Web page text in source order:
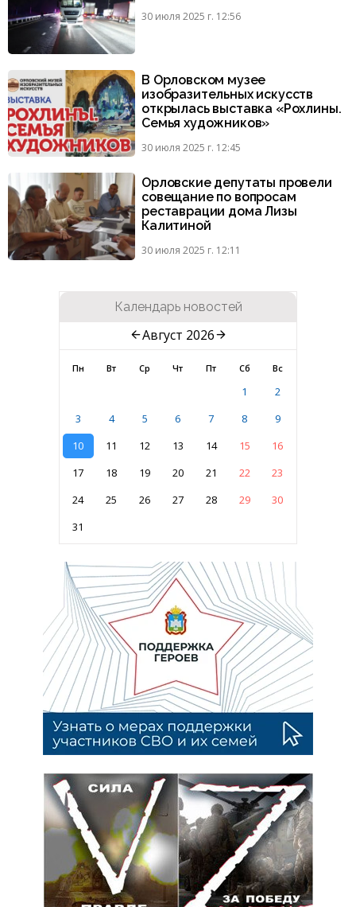
30 июля 2025 г. 12:56
В Орловском музее
изобразительных искусств
открылась выставка «Рохлины.
Семья художников»
30 июля 2025 г. 12:45
Орловские депутаты провели
совещание по вопросам
реставрации дома Лизы
Калитиной
30 июля 2025 г. 12:11
Календарь новостей
Август 2026
Пн Вт Ср Чт Пт Сб Вс
1
2
3
4 5 6 7 8
9
10
11 12 13 14 15
16
17
18 19 20 21 22
23
24
25 26 27 28 29
30
31